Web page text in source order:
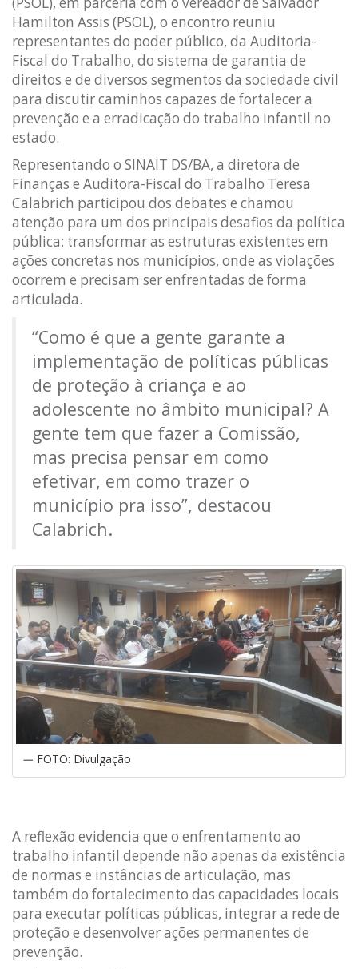
Hamilton Assis (PSOL), o encontro reuniu
representantes do poder público, da Auditoria-
Fiscal do Trabalho, do sistema de garantia de
direitos e de diversos segmentos da sociedade civil
para discutir caminhos capazes de fortalecer a
prevenção e a erradicação do trabalho infantil no
estado.
Representando o SINAIT DS/BA, a diretora de
Finanças e Auditora-Fiscal do Trabalho Teresa
Calabrich participou dos debates e chamou
atenção para um dos principais desafios da política
pública: transformar as estruturas existentes em
ações concretas nos municípios, onde as violações
ocorrem e precisam ser enfrentadas de forma
articulada.
“Como é que a gente garante a
implementação de políticas públicas
de proteção à criança e ao
adolescente no âmbito municipal? A
gente tem que fazer a Comissão,
mas precisa pensar em como
efetivar, em como trazer o
município pra isso”, destacou
Calabrich.
FOTO: Divulgação
A reflexão evidencia que o enfrentamento ao
trabalho infantil depende não apenas da existência
de normas e instâncias de articulação, mas
também do fortalecimento das capacidades locais
para executar políticas públicas, integrar a rede de
proteção e desenvolver ações permanentes de
prevenção.